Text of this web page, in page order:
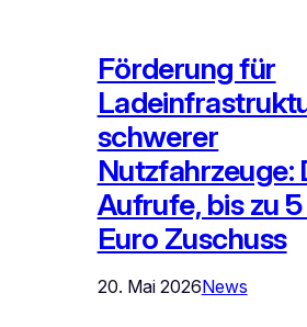
Förderung für
schwerer
Nutzfahrzeuge:
Aufrufe, bis zu
Euro Zuschuss
20. Mai 2026News